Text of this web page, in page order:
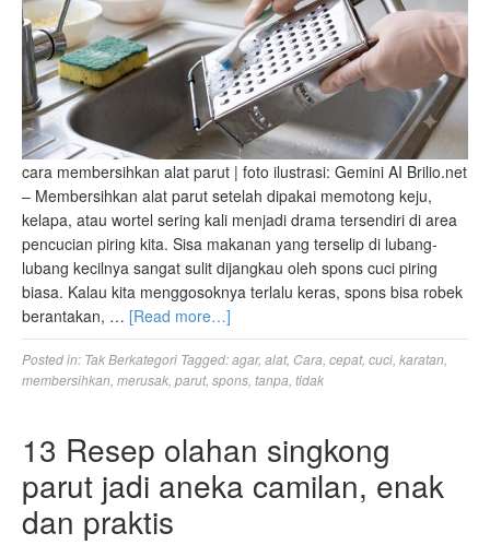
cara membersihkan alat parut | foto ilustrasi: Gemini AI Brilio.net
– Membersihkan alat parut setelah dipakai memotong keju,
kelapa, atau wortel sering kali menjadi drama tersendiri di area
pencucian piring kita. Sisa makanan yang terselip di lubang-
lubang kecilnya sangat sulit dijangkau oleh spons cuci piring
biasa. Kalau kita menggosoknya terlalu keras, spons bisa robek
berantakan, … [Read more…]
Posted in: Tak Berkategori Tagged:agar, alat, Cara, cepat, cuci, karatan,
membersihkan, merusak, parut, spons, tanpa, tidak
13 Resep olahan singkong
parut jadi aneka camilan, enak
dan praktis